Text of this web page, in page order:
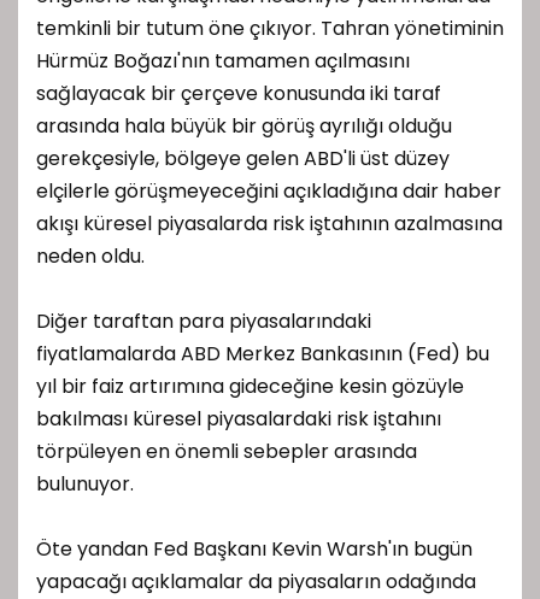
temkinli bir tutum öne çıkıyor. Tahran yönetiminin
Hürmüz Boğazı'nın tamamen açılmasını
sağlayacak bir çerçeve konusunda iki taraf
arasında hala büyük bir görüş ayrılığı olduğu
gerekçesiyle, bölgeye gelen ABD'li üst düzey
elçilerle görüşmeyeceğini açıkladığına dair haber
akışı küresel piyasalarda risk iştahının azalmasına
neden oldu.
Diğer taraftan para piyasalarındaki
fiyatlamalarda ABD Merkez Bankasının (Fed) bu
yıl bir faiz artırımına gideceğine kesin gözüyle
bakılması küresel piyasalardaki risk iştahını
törpüleyen en önemli sebepler arasında
bulunuyor.
Öte yandan Fed Başkanı Kevin Warsh'ın bugün
yapacağı açıklamalar da piyasaların odağında